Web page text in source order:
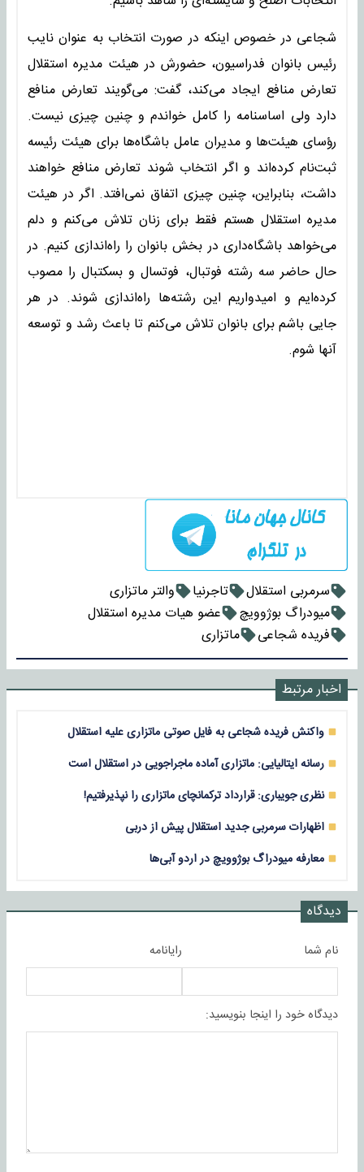
شجاعی در خصوص اینکه در صورت انتخاب به عنوان نایب
رئیس بانوان فدراسیون، حضورش در هیئت مدیره استقلال
تعارض منافع ایجاد می‌کند، گفت: می‌گویند تعارض منافع
دارد ولی اساسنامه را کامل خواندم و چنین چیزی نیست.
رؤسای هیئت‌ها و مدیران عامل باشگاه‌ها برای هیئت رئیسه
ثبت‌نام کرده‌اند و اگر انتخاب شوند تعارض منافع خواهند
داشت، بنابراین، چنین چیزی اتفاق نمی‌افتد. اگر در هیئت
مدیره استقلال هستم فقط برای زنان تلاش می‌کنم و دلم
می‌خواهد باشگاه‌داری در بخش بانوان را راه‌اندازی کنیم. در
حال حاضر سه رشته فوتبال، فوتسال و بسکتبال را مصوب
کرده‌ایم و امیدواریم این رشته‌ها راه‌اندازی شوند. در هر
جایی باشم برای بانوان تلاش می‌کنم تا باعث رشد و توسعه
آنها شوم.
سرمربی استقلال تاجرنیا
والتر ماتزاری
میودراگ بوژوویچ
عضو هیات مدیره استقلال
فریده شجاعی
ماتزاری
اخبار مرتبط
واکنش فریده شجاعی به فایل صوتی ماتزاری علیه استقلال
رسانه ایتالیایی: ماتزاری آماده ماجراجویی در استقلال است
نظری جویباری: قرارداد ترکمانچای ماتزاری را نپذیرفتیم!
اظهارات سرمربی جدید استقلال پیش از دربی
معارفه میودراگ بوژوویچ در اردو آبی‌ها
دیدگاه
نام شما رایانامه
دیدگاه خود را اینجا بنویسید: